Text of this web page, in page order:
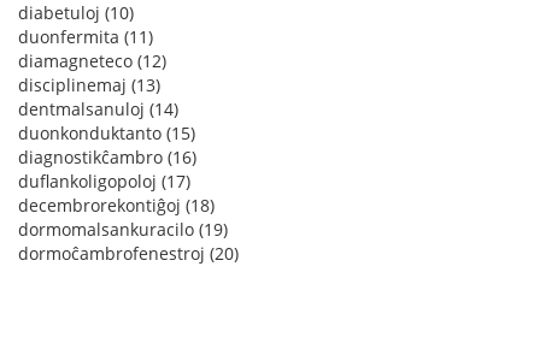
diabetuloj (10)
duonfermita (11)
diamagneteco (12)
disciplinemaj (13)
dentmalsanuloj (14)
duonkonduktanto (15)
diagnostikĉambro (16)
duflankoligopoloj (17)
decembrorekontiĝoj (18)
dormomalsankuracilo (19)
dormoĉambrofenestroj (20)